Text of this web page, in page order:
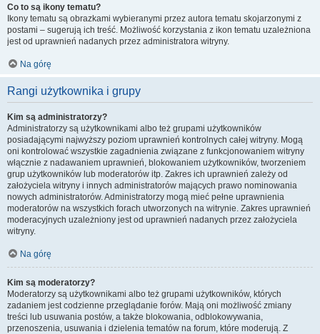
Co to są ikony tematu?
Ikony tematu są obrazkami wybieranymi przez autora tematu skojarzonymi z
postami – sugerują ich treść. Możliwość korzystania z ikon tematu uzależniona
jest od uprawnień nadanych przez administratora witryny.
Na górę
Rangi użytkownika i grupy
Kim są administratorzy?
Administratorzy są użytkownikami albo też grupami użytkowników
posiadającymi najwyższy poziom uprawnień kontrolnych całej witryny. Mogą
oni kontrolować wszystkie zagadnienia związane z funkcjonowaniem witryny
włącznie z nadawaniem uprawnień, blokowaniem użytkowników, tworzeniem
grup użytkowników lub moderatorów itp. Zakres ich uprawnień zależy od
założyciela witryny i innych administratorów mających prawo nominowania
nowych administratorów. Administratorzy mogą mieć pełne uprawnienia
moderatorów na wszystkich forach utworzonych na witrynie. Zakres uprawnień
moderacyjnych uzależniony jest od uprawnień nadanych przez założyciela
witryny.
Na górę
Kim są moderatorzy?
Moderatorzy są użytkownikami albo też grupami użytkowników, których
zadaniem jest codzienne przeglądanie forów. Mają oni możliwość zmiany
treści lub usuwania postów, a także blokowania, odblokowywania,
przenoszenia, usuwania i dzielenia tematów na forum, które moderują. Z